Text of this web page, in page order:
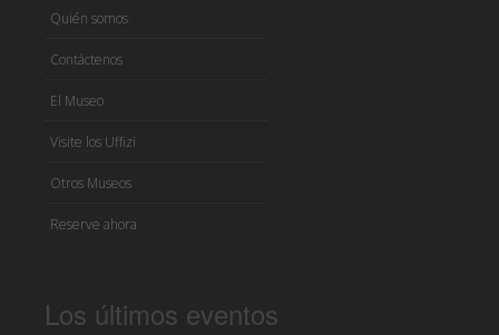
Quién somos
Contáctenos
El Museo
Visite los Uffizi
Otros Museos
Reserve ahora
Los últimos eventos